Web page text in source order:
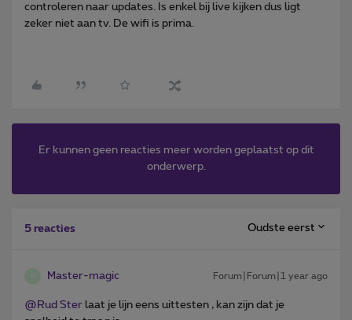
controleren naar updates. Is enkel bij live kijken dus ligt
zeker niet aan tv. De wifi is prima.
Er kunnen geen reacties meer worden geplaatst op dit
onderwerp.
5 reacties Oudste eerst
Master-magic Forum|Forum|1 year ago
@Rud Ster laat je lijn eens uittesten , kan zijn dat je